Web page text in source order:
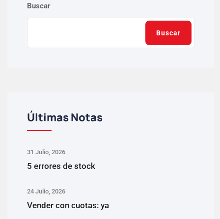
Buscar
Buscar
Últimas Notas
31 Julio, 2026
5 errores de stock
24 Julio, 2026
Vender con cuotas: ya